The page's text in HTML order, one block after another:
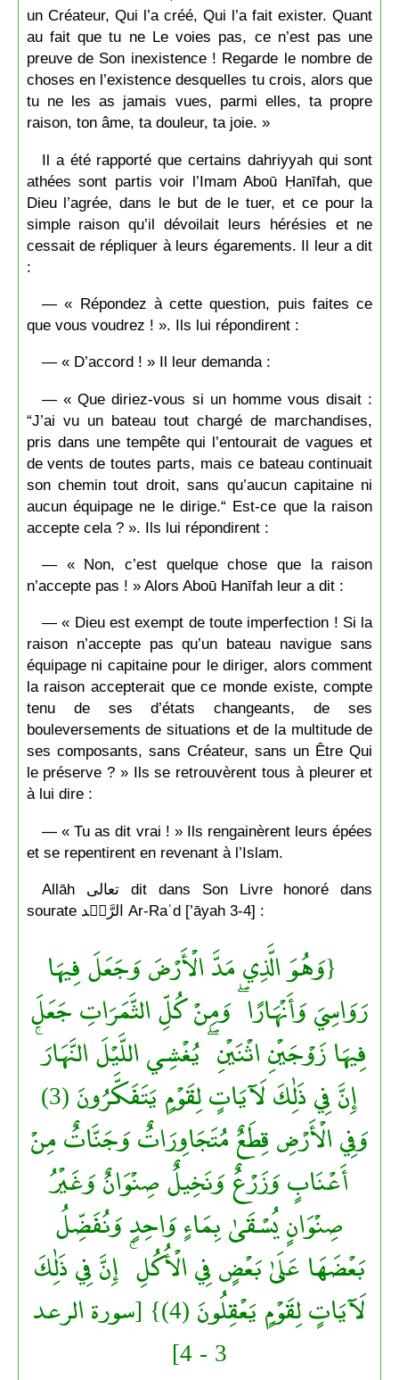
un Créateur, Qui l’a créé, Qui l’a fait exister. Quant
au fait que tu ne Le voies pas, ce n’est pas une
preuve de Son inexistence ! Regarde le nombre de
choses en l’existence desquelles tu crois, alors que
tu ne les as jamais vues, parmi elles, ta propre
raison, ton âme, ta douleur, ta joie. »
Il a été rapporté que certains dahriyyah qui sont
athées sont partis voir l’Imam Aboū Ḥanīfah, que
Dieu l’agrée, dans le but de le tuer, et ce pour la
simple raison qu’il dévoilait leurs hérésies et ne
cessait de répliquer à leurs égarements. Il leur a dit
:
— « Répondez à cette question, puis faites ce
que vous voudrez ! ». Ils lui répondirent :
— « D’accord ! » Il leur demanda :
— « Que diriez-vous si un homme vous disait :
“J’ai vu un bateau tout chargé de marchandises,
pris dans une tempête qui l’entourait de vagues et
de vents de toutes parts, mais ce bateau continuait
son chemin tout droit, sans qu’aucun capitaine ni
aucun équipage ne le dirige.“ Est-ce que la raison
accepte cela ? ». Ils lui répondirent :
— « Non, c’est quelque chose que la raison
n’accepte pas ! » Alors Aboū Hanīfah leur a dit :
— « Dieu est exempt de toute imperfection ! Si la
raison n’accepte pas qu’un bateau navigue sans
équipage ni capitaine pour le diriger, alors comment
la raison accepterait que ce monde existe, compte
tenu de ses d’états changeants, de ses
bouleversements de situations et de la multitude de
ses composants, sans Créateur, sans un Être Qui
le préserve ? » Ils se retrouvèrent tous à pleurer et
à lui dire :
— « Tu as dit vrai ! » Ils rengainèrent leurs épées
et se repentirent en revenant à l’Islam.
Allāh تعالى dit dans Son Livre honoré dans
sourate الرَّعۡد Ar-Raʿd [’āyah 3-4] :
{وَهُوَ الَّذِي مَدَّ الْأَرْضَ وَجَعَلَ فِيهَا
رَوَاسِيَ وَأَنْهَارًا ۖ وَمِنْ كُلِّ الثَّمَرَاتِ جَعَلَ
فِيهَا زَوْجَيْنِ اثْنَيْنِ ۖ يُغْشِي اللَّيْلَ النَّهَارَ ۚ
إِنَّ فِي ذَٰلِكَ لَآيَاتٍ لِقَوْمٍ يَتَفَكَّرُونَ (3)
وَفِي الْأَرْضِ قِطَعٌ مُتَجَاوِرَاتٌ وَجَنَّاتٌ مِنْ
أَعْنَابٍ وَزَرْعٌ وَنَخِيلٌ صِنْوَانٌ وَغَيْرُ
صِنْوَانٍ يُسْقَىٰ بِمَاءٍ وَاحِدٍ وَنُفَضِّلُ
بَعْضَهَا عَلَىٰ بَعْضٍ فِي الْأُكُلِ ۚ إِنَّ فِي ذَٰلِكَ
لَآيَاتٍ لِقَوْمٍ يَعْقِلُونَ (4)} [سورة الرعد
3 - 4]